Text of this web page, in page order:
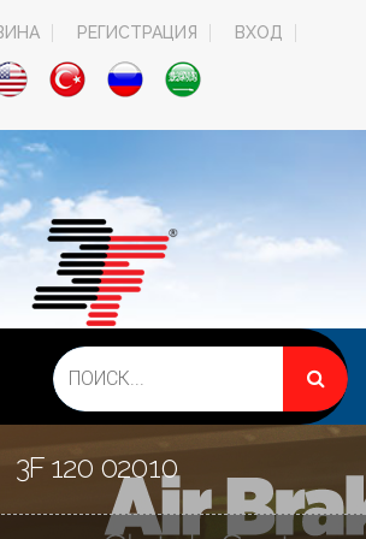
РЕГИСТРАЦИЯ ВХОД
3F 120 02010